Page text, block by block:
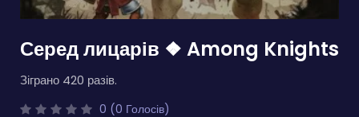
Серед лицарів ❖ Among Knights
Зіграно 420 разів.
0 (0 Голосів)